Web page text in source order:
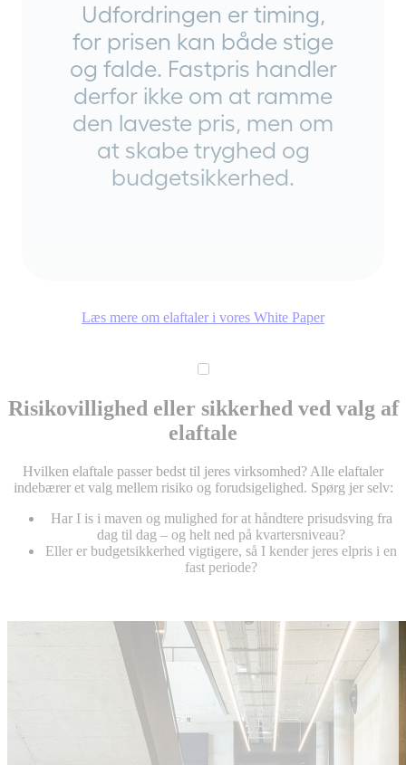
Udfordringen er timing,
for prisen kan både stige
og falde. Fastpris handler
derfor ikke om at ramme
den laveste pris, men om
at skabe tryghed og
budgetsikkerhed.
Læs mere om elaftaler i vores White Paper
Risikovillighed eller sikkerhed ved valg af
elaftale
Hvilken elaftale passer bedst til jeres virksomhed? Alle elaftaler
indebærer et valg mellem risiko og forudsigelighed. Spørg jer selv:
Har I is i maven og mulighed for at håndtere prisudsving fra
dag til dag – og helt ned på kvartersniveau?
Eller er budgetsikkerhed vigtigere, så I kender jeres elpris i en
fast periode?